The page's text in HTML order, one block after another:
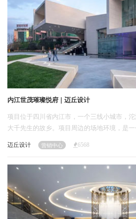
内江世茂璀璨悦府 | 迈丘设计
项目位于四川省内江市，一个三线小城市，
大千先生的故乡。项目周边的场地环境，是
比较陈旧，建筑沿街排列，缺乏公共空间。
迈丘设计 营销中心 6568